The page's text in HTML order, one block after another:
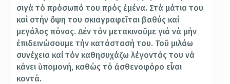
σιγά τό πρόσωπό του πρός ἐμένα. Στά μάτια του
καί στήν ὄψη του σκιαγραφεῖται βαθύς καί
μεγάλος πόνος. Δέν τόν μετακινοῦμε γιά νά μήν
ἐπιδεινώσουμε τήν κατάστασή του. Τοῦ μιλάω
συνέχεια καί τόν καθησυχάζω λέγοντάς του νά
κάνει ὑπομονή, καθώς τό ἀσθενοφόρο εἶναι
κοντά.